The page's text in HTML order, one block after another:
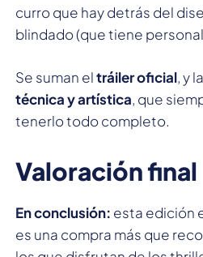
curro que hay detrás del
blindado (que tiene
Se suman eltráiler oficial, y
técnica y artística, que
tenerlo todo completo.
Valoración final
En conclusión: esta edición
es una compra más que